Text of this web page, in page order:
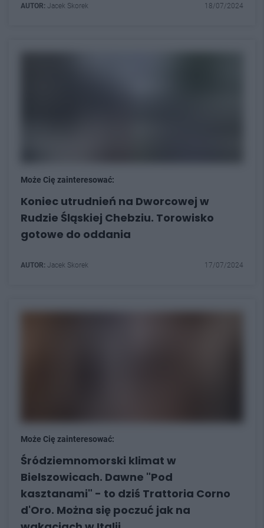
AUTOR: Jacek Skorek 18/07/2024
Może Cię zainteresować:
Koniec utrudnień na Dworcowej w
Rudzie Śląskiej Chebziu. Torowisko
gotowe do oddania
AUTOR: Jacek Skorek 17/07/2024
Może Cię zainteresować:
Śródziemnomorski klimat w
Bielszowicach. Dawne "Pod
kasztanami" - to dziś Trattoria Corno
d'Oro. Można się poczuć jak na